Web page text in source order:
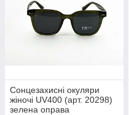
Сонцезахисні окуляри
жіночі UV400 (арт. 20298)
зелена оправа